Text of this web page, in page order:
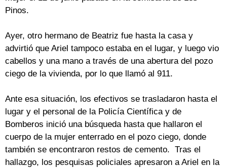
Pinos.
Ayer, otro hermano de Beatriz fue hasta la casa y
advirtió que Ariel tampoco estaba en el lugar, y luego vio
cabellos y una mano a través de una abertura del pozo
ciego de la vivienda, por lo que llamó al 911.
Ante esa situación, los efectivos se trasladaron hasta el
lugar y el personal de la Policía Científica y de
Bomberos inició una búsqueda hasta que hallaron el
cuerpo de la mujer enterrado en el pozo ciego, donde
también se encontraron restos de cemento. Tras el
hallazgo, los pesquisas policiales apresaron a Ariel en la